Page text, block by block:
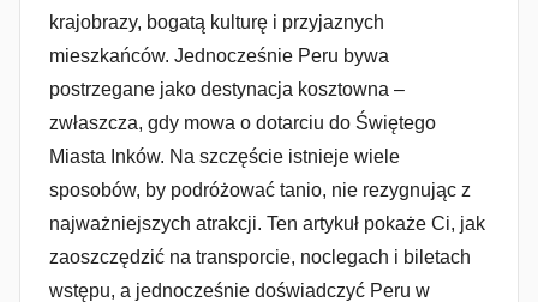
krajobrazy, bogatą kulturę i przyjaznych
mieszkańców. Jednocześnie Peru bywa
postrzegane jako destynacja kosztowna –
zwłaszcza, gdy mowa o dotarciu do Świętego
Miasta Inków. Na szczęście istnieje wiele
sposobów, by podróżować tanio, nie rezygnując z
najważniejszych atrakcji. Ten artykuł pokaże Ci, jak
zaoszczędzić na transporcie, noclegach i biletach
wstępu, a jednocześnie doświadczyć Peru w